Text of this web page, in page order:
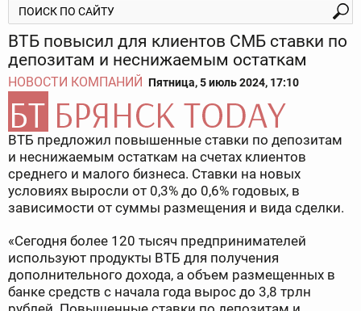
ВТБ повысил для клиентов СМБ ставки по
депозитам и неснижаемым остаткам
НОВОСТИ КОМПАНИЙ Пятница, 5 июль 2024, 17:10
ВТБ предложил повышенные ставки по депозитам
и неснижаемым остаткам на счетах клиентов
среднего и малого бизнеса. Ставки на новых
условиях выросли от 0,3% до 0,6% годовых, в
зависимости от суммы размещения и вида сделки.
«Сегодня более 120 тысяч предпринимателей
используют продукты ВТБ для получения
дополнительного дохода, а объем размещенных в
банке средств с начала года вырос до 3,8 трлн